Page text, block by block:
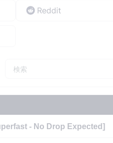
Reddit
- No Drop Expected]